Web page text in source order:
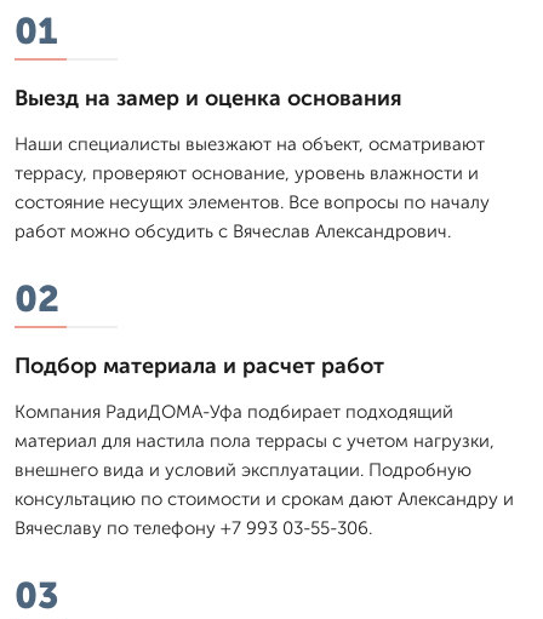
01
Выезд на замер и оценка основания
Наши специалисты выезжают на объект, осматривают
террасу, проверяют основание, уровень влажности и
состояние несущих элементов. Все вопросы по началу
работ можно обсудить с Вячеслав Александрович.
02
Подбор материала и расчет работ
Компания РадиДОМА-Уфа подбирает подходящий
материал для настила пола террасы с учетом нагрузки,
внешнего вида и условий эксплуатации. Подробную
консультацию по стоимости и срокам дают Александру и
Вячеславу по телефону +7 993 03-55-306.
03